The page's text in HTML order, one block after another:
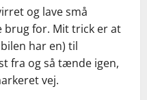
og lave små
brug for. Mit trick er at
har en) til
fra og så tænde igen,
vej.